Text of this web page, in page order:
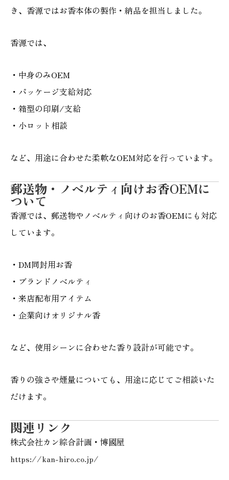
き、香源ではお香本体の製作・納品を担当しました。
香源では、
・中身のみOEM
・パッケージ支給対応
・箱型の印刷/支給
・小ロット相談
など、用途に合わせた柔軟なOEM対応を行っています。
郵送物・ノベルティ向けお香OEMに
ついて
香源では、郵送物やノベルティ向けのお香OEMにも対応
しています。
・DM同封用お香
・ブランドノベルティ
・来店配布用アイテム
・企業向けオリジナル香
など、使用シーンに合わせた香り設計が可能です。
香りの強さや煙量についても、用途に応じてご相談いた
だけます。
関連リンク
株式会社カン綜合計画・博國屋
https://kan-hiro.co.jp/